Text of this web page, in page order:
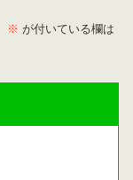
※ が付いている欄は